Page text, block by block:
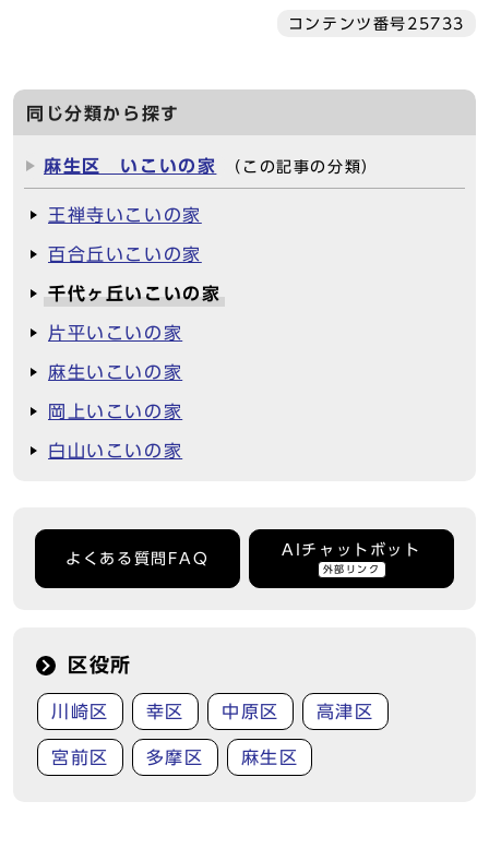
コンテンツ番号25733
同じ分類から探す
麻生区 いこいの家 （この記事の分類）
王禅寺いこいの家
百合丘いこいの家
千代ヶ丘いこいの家
片平いこいの家
麻生いこいの家
岡上いこいの家
白山いこいの家
よくある質問FAQ
AIチャットボット
外部リンク
区役所
川崎区 幸区 中原区 高津区
宮前区 多摩区 麻生区